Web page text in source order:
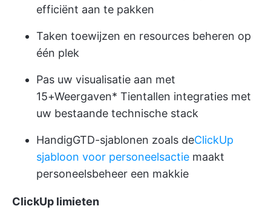
efficiënt aan te pakken
Taken toewijzen en resources beheren op
één plek
Pas uw visualisatie aan met
15+Weergaven* Tientallen integraties met
uw bestaande technische stack
HandigGTD-sjablonen zoals deClickUp
sjabloon voor personeelsactie maakt
personeelsbeheer een makkie
ClickUp limieten